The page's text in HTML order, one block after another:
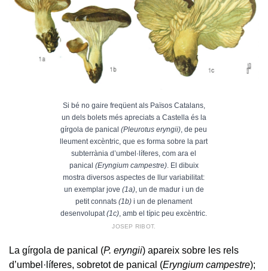
Si bé no gaire freqüent als Països Catalans,
un dels bolets més apreciats a Castella és la
gírgola de panical(Pleurotus eryngii), de peu
lleument excèntric, que es forma sobre la part
subterrània d’umbel·líferes, com ara el
panical (Eryngium campestre). El dibuix
mostra diversos aspectes de llur variabilitat:
un exemplar jove (1a), un de madur i un de
petit connats(1b) i un de plenament
desenvolupat(1c), amb el típic peu excèntric.
JOSEP RIBOT.
La gírgola de panical (P. eryngii) apareix sobre les rels
d’umbel·líferes, sobretot de panical (Eryngium campestre);